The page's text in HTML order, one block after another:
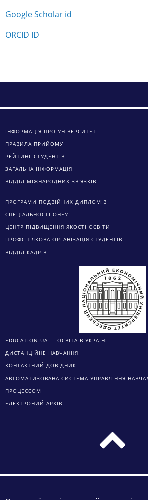
Google Scholar id
ORCID ID
ІНФОРМАЦІЯ ПРО УНІВЕРСИТЕТ
ПРАВИЛА ПРИЙОМУ
РЕЙТИНГ СТУДЕНТІВ
ЗАГАЛЬНА ІНФОРМАЦІЯ
ВІДДІЛ МІЖНАРОДНИХ ЗВ’ЯЗКІВ
ПРОГРАМИ ПОДВІЙНИХ ДИПЛОМІВ
СПЕЦІАЛЬНОСТІ ОНЕУ
ЦЕНТР ПІДВИЩЕННЯ ЯКОСТІ ОСВІТИ
ПРОФСПІЛКОВА ОРГАНІЗАЦІЯ СТУДЕНТІВ
ВІДДІЛ КАДРІВ
EDUCATION.UA — ОСВІТА В УКРАЇНІ
ДИСТАНЦІЙНЕ НАВЧАННЯ
КОНТАКТНИЙ ДОВІДНИК
АВТОМАТИЗОВАНА СИСТЕМА УПРАВЛІННЯ
ПРОЦЕССОМ
ЕЛЕКТРОНИЙ АРХІВ